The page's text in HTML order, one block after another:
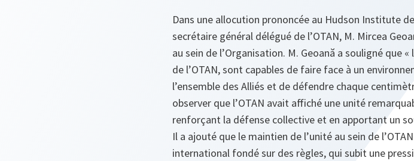
Dans une allocution prononcée au Hudson Institute
secrétaire général délégué de l’OTAN, M. Mircea
au sein de l’Organisation. M. Geoană a souligné que
de l’OTAN, sont capables de faire face à un
l’ensemble des Alliés et de défendre chaque
observer que l’OTAN avait affiché une unité
renforçant la défense collective et en apportant un
Il a ajouté que le maintien de l’unité au sein de
international fondé sur des règles, qui subit une